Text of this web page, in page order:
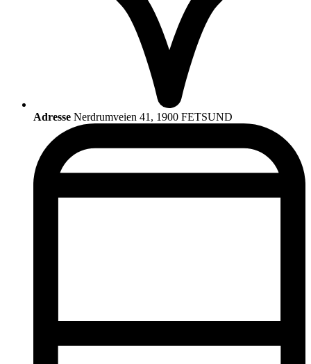
Adresse Nerdrumveien 41, 1900 FETSUND